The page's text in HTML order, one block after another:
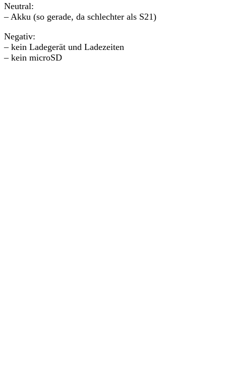
Neutral:
– Akku (so gerade, da schlechter als S21)
Negativ:
– kein Ladegerät und Ladezeiten
– kein microSD